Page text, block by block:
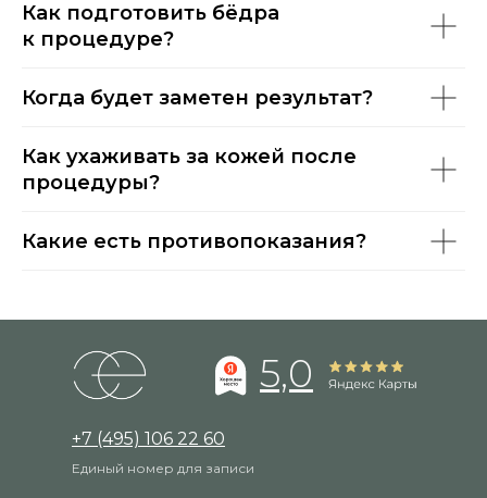
Как подготовить бёдра
к процедуре?
Когда будет заметен результат?
Как ухаживать за кожей после
процедуры?
Какие есть противопоказания?
+7 (495) 106 22 60
Единый номер для записи
5,0